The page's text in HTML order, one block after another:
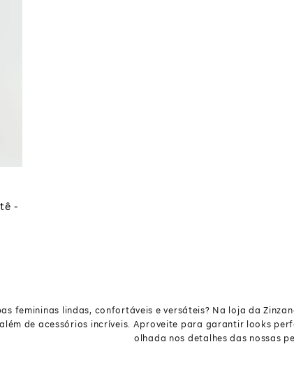
-
femininas lindas, confortáveis e versáteis? Na loja da
de acessórios incríveis. Aproveite para garantir looks
olhada nos detalhes das nossas